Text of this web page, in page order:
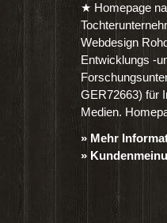
★ Homepage
Webdesign
Entwicklungs -
GER72663) für
Medien.
» Mehr
»